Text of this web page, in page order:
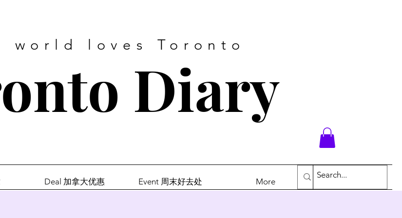
world loves Toronto
Diary
Deal 加拿大优惠 Event 周末好去处 More